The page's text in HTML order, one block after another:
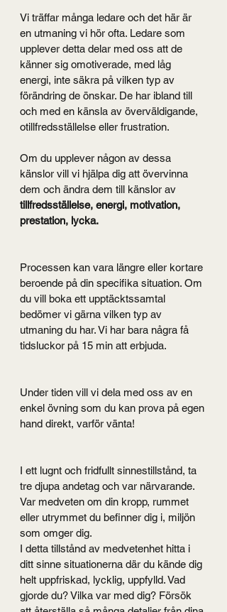
Vi träffar många ledare och det här är
en utmaning vi hör ofta. Ledare som
upplever detta delar med oss att de
känner sig omotiverade, med låg
energi, inte säkra på vilken typ av
förändring de önskar. De har ibland till
och med en känsla av överväldigande,
otillfredsställelse eller frustration.
Om du upplever någon av dessa
känslor vill vi hjälpa dig att övervinna
dem och ändra dem till känslor av
tillfredsställelse, energi, motivation,
prestation, lycka.
Processen kan vara längre eller kortare
beroende på din specifika situation. Om
du vill boka ett upptäcktssamtal
bedömer vi gärna vilken typ av
utmaning du har. Vi har bara några få
tidsluckor på 15 min att erbjuda.
Under tiden vill vi dela med oss av en
enkel övning som du kan prova på egen
hand direkt, varför vänta!
I ett lugnt och fridfullt sinnestillstånd, ta
tre djupa andetag och var närvarande.
Var medveten om din kropp, rummet
eller utrymmet du befinner dig i, miljön
som omger dig.
I detta tillstånd av medvetenhet hitta i
ditt sinne situationerna där du kände dig
helt uppfriskad, lycklig, uppfylld. Vad
gjorde du? Vilka var med dig? Försök